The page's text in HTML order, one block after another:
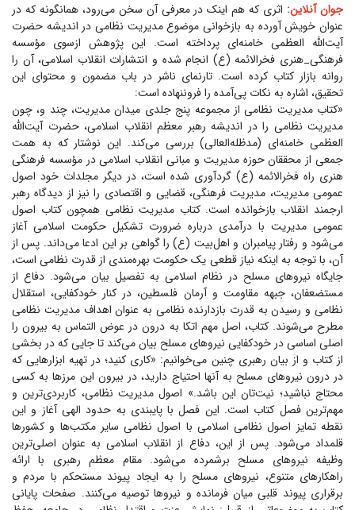
جوان آنلاین: اثری که هم اینک در معرفی آن سخن می‌رود، همانگونه که در
عنوان خویش آورده به بازخوانی موضوع مدیریت نظامی در اندیشه حضرت
آیت‌الله العظمی خامنه‌ای پرداخته است. این پژوهش ازسوی مؤسسه
فرهنگی_هنری فخرالائمه (ع) انجام شده و انتشارات انقلاب اسلامی، آن را
روانه بازار کتاب کرده است. تارنمای ناشر در باب مضمون و محتوای این
تحقیق، اشاره به نکات پی‌آمده را فروننهاده است:
«کتاب مدیریت نظامی از مجموعه پنج جلدی میدان مدیریت، چند و، چون
مدیریت نظامی را در اندیشه رهبر معظم انقلاب اسلامی، حضرت آیت‌الله
العظمی خامنه‌ای (مدظله‌العالی) بررسی می‌کند. این نوشتار که به همت
جمعی از محققان حوزه مدیریت و مبانی انقلاب اسلامی در مؤسسه فرهنگی
هنری راه فخرالائمه (ع) گردآوری شده است، در دیگر مجلدات خود اصول
عمومی مدیریت، مدیریت فرهنگی، قضایی و اقتصادی را نیز از دیدگاه رهبر
ارجمند انقلاب بازخوانده است. کتاب مدیریت نظامی همچون کتاب اصول
عمومی مدیریت با درآمدی درباره ضرورت تشکیل حکومت اسلامی آغاز
می‌شود و رفتار پیامبران و اهل‌بیت (ع) را گواهی بر این ادعا می‌داند. پس از
آن، با توجه به اینکه نیاز قطعی یک حکومت بهره‌مندی از قدرت نظامی است،
جایگاه نیرو‌های مسلح در نظام اسلامی به تفصیل بیان می‌شود. دفاع از
مستضعفان، جبهه مقاومت و آرمان فلسطین، در کنار خودکفایی، استقلال
نظامی و رسیدن به قدرت بازدارنده نظامی به عنوان اهداف مدیریت نظامی
مطرح می‌شوند. کتاب، اصل مهم اتکا به درون در عوض التماس به بیرون را
اصلی اساسی در خودکفایی نیرو‌های مسلح بیان می‌کند تا جایی که در بخشی
از کتاب و از بیان رهبری چنین می‌خوانیم: «کاری کنید؛ در تهیه ابزار‌هایی که
در درون نیرو‌های مسلح به آنها احتیاج دارید، در بیرون این مرز‌ها به کسی
محتاج نباشید؛ نیت‌تان این باشد.» اصول مدیریت نظامی، کاربردی‌ترین و
مهم‌ترین فصل کتاب است. این فصل با پایبندی به حدود الهی آغاز و این
نقطه تمایز اصول نظامی اسلامی با اصول نظامی سایر مکتب‌ها و کشور‌ها
قلمداد می‌شود. پس از این، دفاع از انقلاب اسلامی به عنوان اصلی‌ترین
وظیفه نیرو‌های مسلح برشمرده می‌شود. مقام معظم رهبری با ارائه
راهکار‌های متنوع، نیرو‌های مسلح را به ایجاد پیوند مستحکم با مردم و
برقراری پیوند قلبی میان فرمانده و نیرو‌ها توصیه می‌کنند. صفحات پایانی